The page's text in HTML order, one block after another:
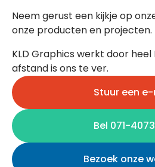
Neem gerust een kijkje op
onze producten en projecten.
KLD Graphics werkt door heel
afstand is ons te ver.
Stuur een
Bel 071-
Bezoek onze